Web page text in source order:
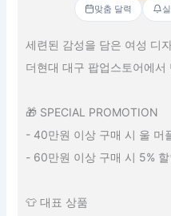
맞춤 달력
세련된 감성을 담은 여성 디
더현대 대구 팝업스토어에서
🎁 SPECIAL PROMOTION
- 40만원 이상 구매 시 울 머
- 60만원 이상 구매 시 5% 할
👕 대표 상품